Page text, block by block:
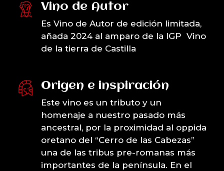
Vino de Autor
Es Vino de Autor de edición limitada,
añada 2024 al amparo de la IGP Vino
de la tierra de Castilla
Origen e inspiración
Este vino es un tributo y un
homenaje a nuestro pasado más
ancestral, por la proximidad al oppida
oretano del “Cerro de las Cabezas”
una de las tribus pre-romanas más
importantes de la península. En el